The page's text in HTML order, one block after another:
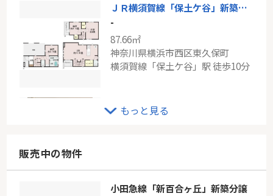
ＪＲ横須賀線「保土ケ谷」新築戸建て
-
87.66㎡
神奈川県横浜市西区東久保町
横須賀線「保土ケ谷」駅 徒歩10分
-
もっと見る
販売中の物件
小田急線「新百合ヶ丘」新築分譲